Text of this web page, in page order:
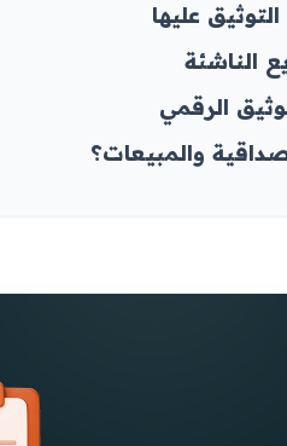
عليها
الناشئة
والمبيعات؟